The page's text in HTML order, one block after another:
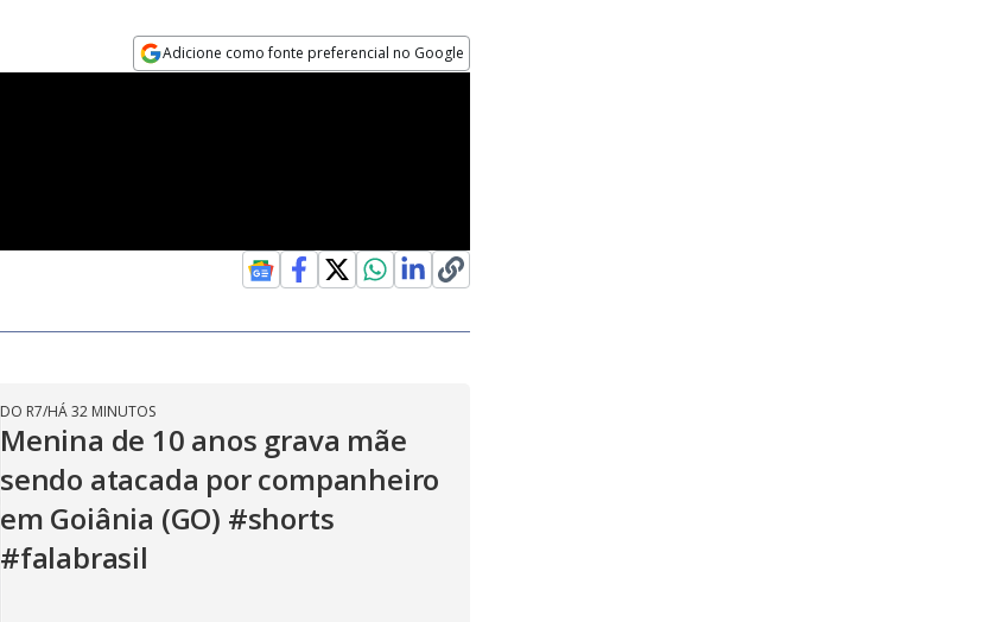
Adicione como fonte preferencial no Google
DO R7/HÁ 32 MINUTOS
Menina de 10 anos grava mãe
sendo atacada por companheiro
em Goiânia (GO) #shorts
#falabrasil